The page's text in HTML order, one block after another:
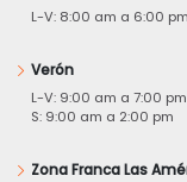
L-V: 8:00 am a 6:00
Verón
L-V: 9:00 am a 7:00 pm
S: 9:00 am a 2:00 pm
Zona Franca Las